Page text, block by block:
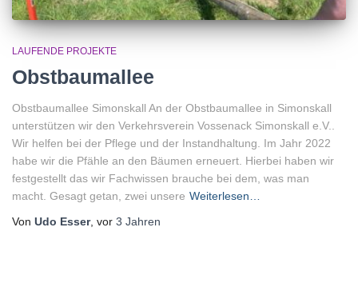
LAUFENDE PROJEKTE
Obstbaumallee
Obstbaumallee Simonskall An der Obstbaumallee in Simonskall
unterstützen wir den Verkehrsverein Vossenack Simonskall e.V..
Wir helfen bei der Pflege und der Instandhaltung. Im Jahr 2022
habe wir die Pfähle an den Bäumen erneuert. Hierbei haben wir
festgestellt das wir Fachwissen brauche bei dem, was man
macht. Gesagt getan, zwei unsere Weiterlesen…
Von Udo Esser, vor 3 Jahren